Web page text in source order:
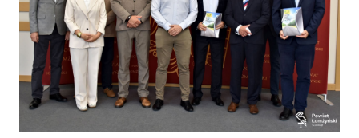
DO
MISTRZOSTW
WOJEWÓDZTWA